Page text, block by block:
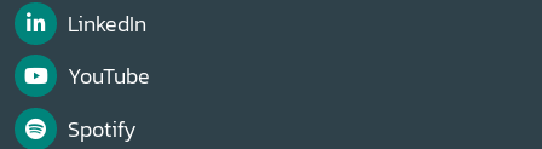
LinkedIn
YouTube
Spotify